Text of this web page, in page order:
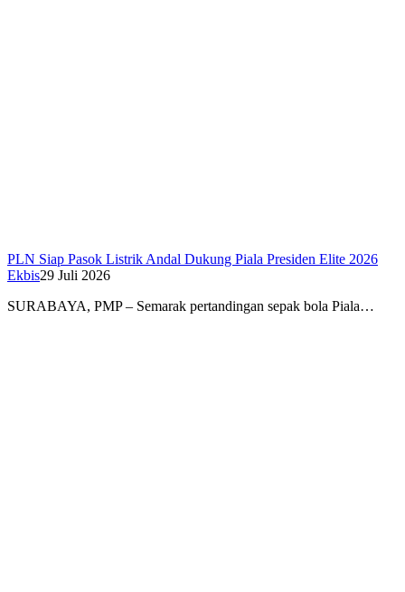
PLN Siap Pasok Listrik Andal Dukung Piala Presiden Elite 2026
Ekbis29 Juli 2026
SURABAYA, PMP – Semarak pertandingan sepak bola Piala…